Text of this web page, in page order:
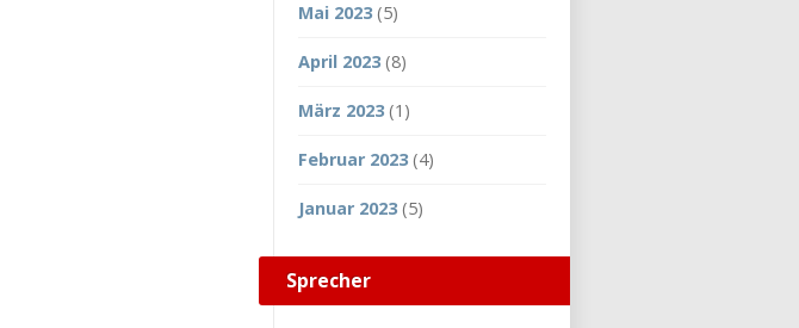
Mai 2023 (5)
April 2023 (8)
März 2023 (1)
Februar 2023 (4)
Januar 2023 (5)
Sprecher